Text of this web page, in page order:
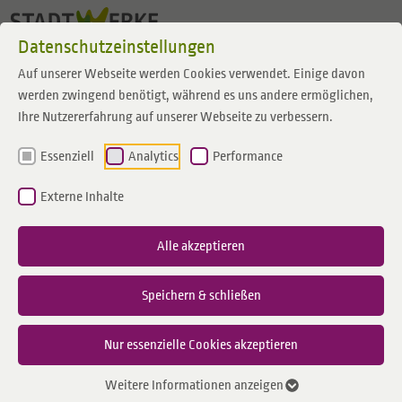
Datenschutzeinstellungen
Auf unserer Webseite werden Cookies verwendet. Einige davon
werden zwingend benötigt, während es uns andere ermöglichen,
Ihre Nutzererfahrung auf unserer Webseite zu verbessern.
Essenziell Analytics Performance
Externe Inhalte
Alle akzeptieren
Speichern & schließen
Nur essenzielle Cookies akzeptieren
Weitere Informationen anzeigen
Zum Inhalt springen
für Bauleistungen
Um Bauleistungen ohne Steuerabzug gemäß § 48 EStG abzurechnen,
benötigen Sie eine gültige Freistellungsbescheinigung. Diese
Bescheinigung stellt sicher, dass die Zahlung ohne den z.Zt. gültigen 15%
Steuerabzug (Bauabzugsteuer) erfolgt.